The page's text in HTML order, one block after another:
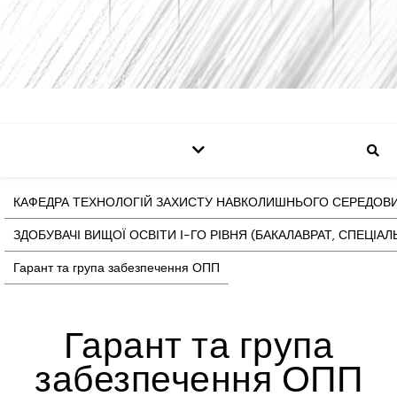
КАФЕДРА ТЕХНОЛОГІЙ ЗАХИСТУ НАВКОЛИШНЬОГО
ЗДОБУВАЧІ ВИЩОЇ ОСВІТИ І-ГО РІВНЯ (БАКАЛАВРАТ,
Гарант та група забезпечення ОПП
Гарант та група
забезпечення ОПП